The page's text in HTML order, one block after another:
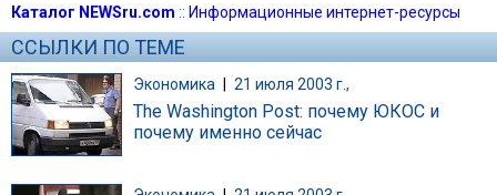
Каталог NEWSru.com :: Информационные интернет-ресурсы
ССЫЛКИ ПО ТЕМЕ
Экономика | 21 июля 2003 г.,
The Washington Post: почему ЮКОС и
почему именно сейчас